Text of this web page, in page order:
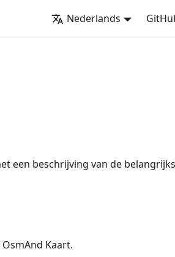
Nederlands
een beschrijving van de
Kaart.